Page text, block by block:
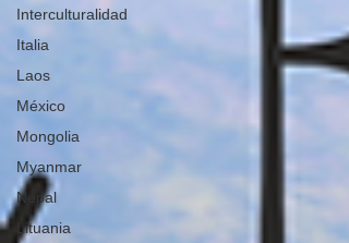
Interculturalidad
Italia
Laos
México
Mongolia
Myanmar
Nepal
Lituania